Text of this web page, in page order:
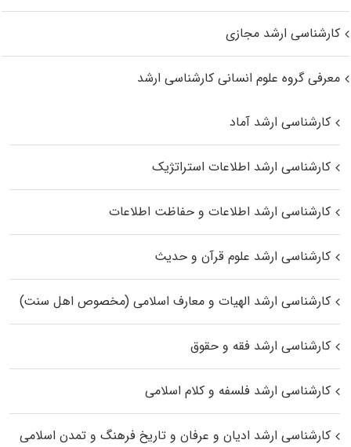
کارشناسی ارشد مجازی
معرفی گروه علوم انسانی کارشناسی ارشد
کارشناسی ارشد آماد
کارشناسی ارشد اطلاعات استراتژیک
کارشناسی ارشد اطلاعات و حفاظت اطلاعات
کارشناسی ارشد علوم قرآن و حدیث
کارشناسی ارشد الهیات و معارف اسلامی (مخصوص اهل سنت)
کارشناسی ارشد فقه و حقوق
کارشناسی ارشد فلسفه و کلام اسلامی
کارشناسی ارشد ادیان و عرفان و تاریخ فرهنگ و تمدن اسلامی